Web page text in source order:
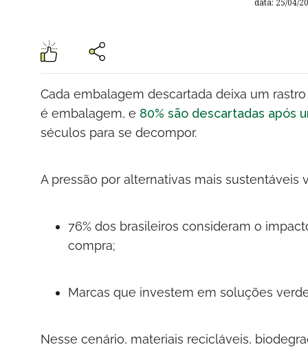
data: 25/04/
Cada embalagem descartada deixa um
é embalagem, e 80% são descartadas após
séculos para se decompor.
A pressão por alternativas mais sustentáveis
76% dos brasileiros consideram o
compra;
Marcas que investem em soluções
Nesse cenário, materiais recicláveis,